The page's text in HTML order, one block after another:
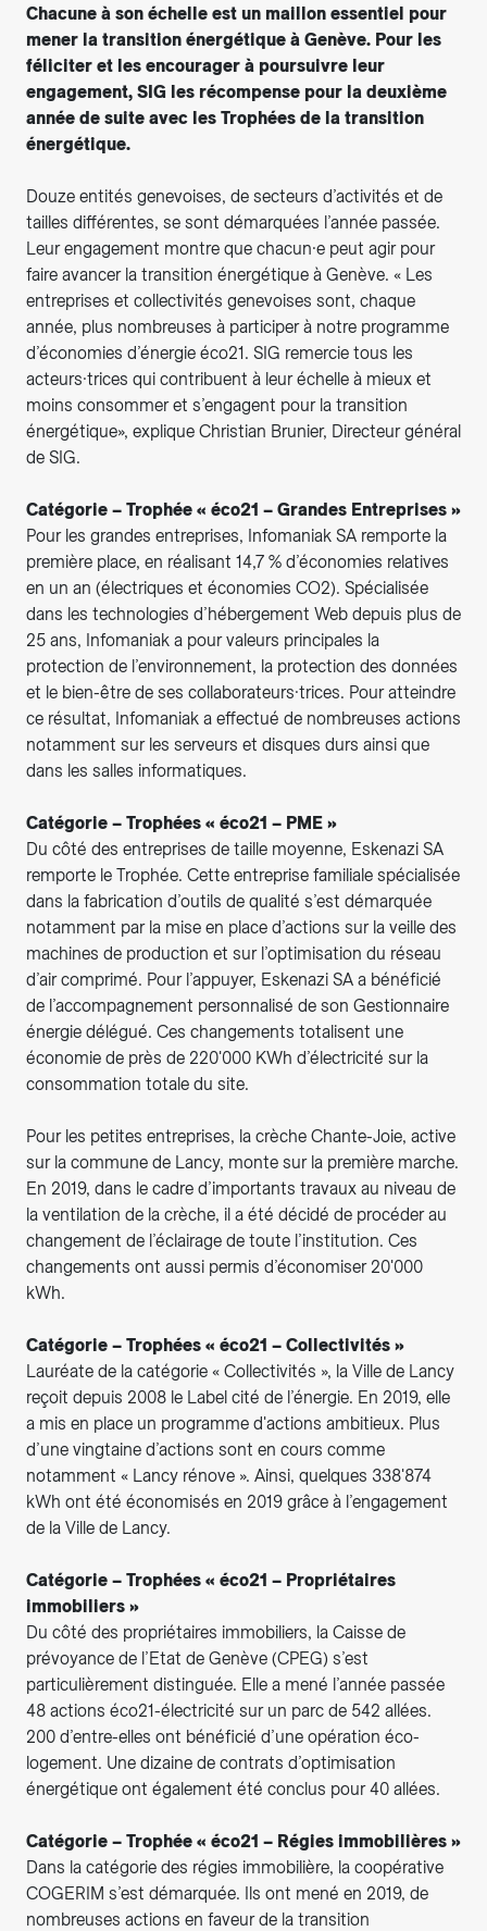
Chacune à son échelle est un maillon essentiel pour
mener la transition énergétique à Genève. Pour les
féliciter et les encourager à poursuivre leur
engagement, SIG les récompense pour la deuxième
année de suite avec les Trophées de la transition
énergétique.
Douze entités genevoises, de secteurs d’activités et de
tailles différentes, se sont démarquées l’année passée.
Leur engagement montre que chacun·e peut agir pour
faire avancer la transition énergétique à Genève. « Les
entreprises et collectivités genevoises sont, chaque
année, plus nombreuses à participer à notre programme
d’économies d’énergie éco21. SIG remercie tous les
acteurs·trices qui contribuent à leur échelle à mieux et
moins consommer et s’engagent pour la transition
énergétique», explique Christian Brunier, Directeur général
de SIG.
Catégorie – Trophée « éco21 – Grandes Entreprises »
Pour les grandes entreprises, Infomaniak SA remporte la
première place, en réalisant 14,7 % d’économies relatives
en un an (électriques et économies CO2). Spécialisée
dans les technologies d’hébergement Web depuis plus de
25 ans, Infomaniak a pour valeurs principales la
protection de l’environnement, la protection des données
et le bien-être de ses collaborateurs·trices. Pour atteindre
ce résultat, Infomaniak a effectué de nombreuses actions
notamment sur les serveurs et disques durs ainsi que
dans les salles informatiques.
Catégorie – Trophées « éco21 – PME »
Du côté des entreprises de taille moyenne, Eskenazi SA
remporte le Trophée. Cette entreprise familiale spécialisée
dans la fabrication d’outils de qualité s’est démarquée
notamment par la mise en place d’actions sur la veille des
machines de production et sur l’optimisation du réseau
d’air comprimé. Pour l’appuyer, Eskenazi SA a bénéficié
de l’accompagnement personnalisé de son Gestionnaire
énergie délégué. Ces changements totalisent une
économie de près de 220'000 KWh d’électricité sur la
consommation totale du site.
Pour les petites entreprises, la crèche Chante-Joie, active
sur la commune de Lancy, monte sur la première marche.
En 2019, dans le cadre d’importants travaux au niveau de
la ventilation de la crèche, il a été décidé de procéder au
changement de l’éclairage de toute l’institution. Ces
changements ont aussi permis d’économiser 20'000
kWh.
Catégorie – Trophées « éco21 – Collectivités »
Lauréate de la catégorie « Collectivités », la Ville de Lancy
reçoit depuis 2008 le Label cité de l’énergie. En 2019, elle
a mis en place un programme d'actions ambitieux. Plus
d’une vingtaine d’actions sont en cours comme
notamment « Lancy rénove ». Ainsi, quelques 338'874
kWh ont été économisés en 2019 grâce à l’engagement
de la Ville de Lancy.
Catégorie – Trophées « éco21 – Propriétaires
immobiliers »
Du côté des propriétaires immobiliers, la Caisse de
prévoyance de l’Etat de Genève (CPEG) s’est
particulièrement distinguée. Elle a mené l’année passée
48 actions éco21-électricité sur un parc de 542 allées.
200 d’entre-elles ont bénéficié d’une opération éco-
logement. Une dizaine de contrats d’optimisation
énergétique ont également été conclus pour 40 allées.
Catégorie – Trophée « éco21 – Régies immobilières »
Dans la catégorie des régies immobilière, la coopérative
COGERIM s’est démarquée. Ils ont mené en 2019, de
nombreuses actions en faveur de la transition